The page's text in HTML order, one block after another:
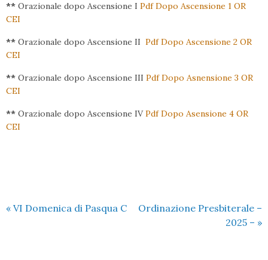
** Orazionale dopo Ascensione I Pdf Dopo Ascensione 1 OR
CEI
** Orazionale dopo Ascensione II Pdf Dopo Ascensione 2 OR
CEI
** Orazionale dopo Ascensione III Pdf Dopo Asnensione 3 OR
CEI
** Orazionale dopo Ascensione IVPdf Dopo Asensione 4 OR
CEI
« VI Domenica di Pasqua C
Ordinazione Presbiterale –
2025 – »